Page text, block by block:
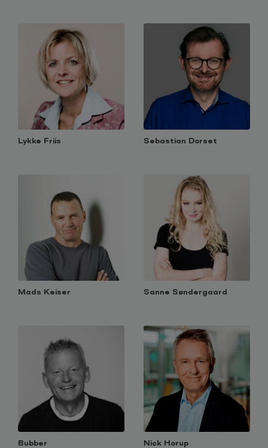
Lykke Friis Sebastian Dorset
Mads Keiser Sanne Søndergaard
Bubber Nick Horup